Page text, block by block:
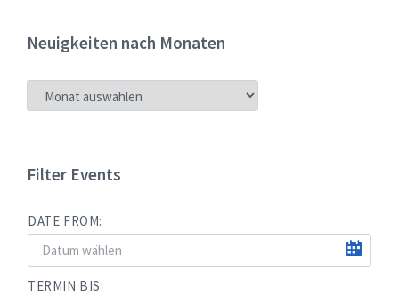
Neuigkeiten nach Monaten
NEUIGKEITEN
NACH
Filter Events
DATE FROM:
TERMIN BIS: